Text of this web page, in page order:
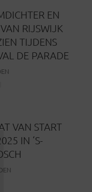
EN
RIJSWIJK
TIJDENS
DE PARADE
VAN START
IN ‘S-